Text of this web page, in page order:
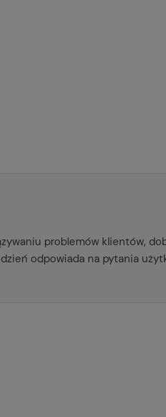
problemów klientów,
odpowiada na pytania